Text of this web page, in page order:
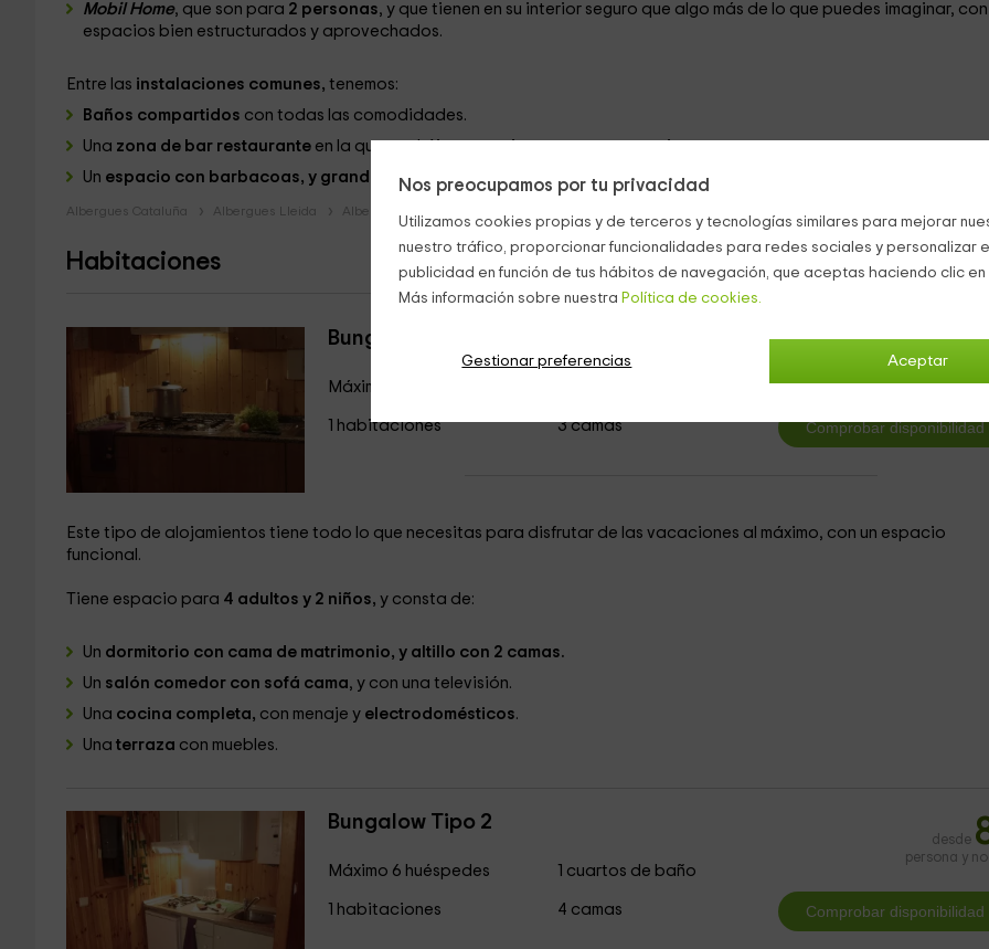
Nos preocupamos por tu privacidad
Utilizamos cookies propias y de terceros y tecnologías similares para mejorar
nuestro tráfico, proporcionar funcionalidades para redes sociales y personalizar
publicidad en función de tus hábitos de navegación, que aceptas haciendo clic
Más información sobre nuestra Política de cookies.
Aceptar
Gestionar preferencias
Mobil Home, que son para 2 personas, y que tienen en su interior seguro que algo más de lo que puedes imaginar, con
espacios bien estructurados y aprovechados.
Entre las instalaciones comunes, tenemos:
Baños compartidos con todas las comodidades.
Una zona de bar restauranteen la que podréis comer si no os apetece cocinar.
Un espacio con barbacoas, y grandes jardinespara pasarlo en grande.
Albergues Cataluña Albergues Lleida Albergues Barruera
Habitaciones
Bungalow Tipo 1
Máximo 4 huéspedes
1 habitaciones 3 camas
desde
persona y
Este tipo de alojamientos tiene todo lo que necesitas para disfrutar de las vacaciones al máximo, con un espacio
funcional.
Tiene espacio para 4 adultos y 2 niños, y consta de:
Un dormitorio con cama de matrimonio, y altillo con 2 camas.
Un salón comedor con sofá cama, y con una televisión.
Una cocina completa, con menaje y electrodomésticos.
Una terraza con muebles.
Bungalow Tipo 2
Máximo 6 huéspedes
1 habitaciones
1 cuartos de baño
4 camas
desde
persona y